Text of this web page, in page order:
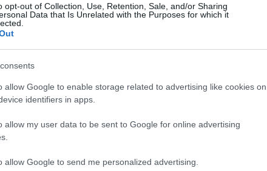
opt-out of Collection, Use, Retention, Sale, and/or Sharing
Data that Is Unrelated with the Purposes for which it
allow Google to enable storage related to advertising like cookies on
identifiers in apps.
allow my user data to be sent to Google for online advertising
allow Google to send me personalized advertising.
di GalluraOggi.it
news da